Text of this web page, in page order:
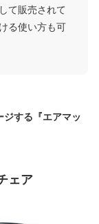
て販売されて
る使い方も可
ジする『エアマッ
ェア